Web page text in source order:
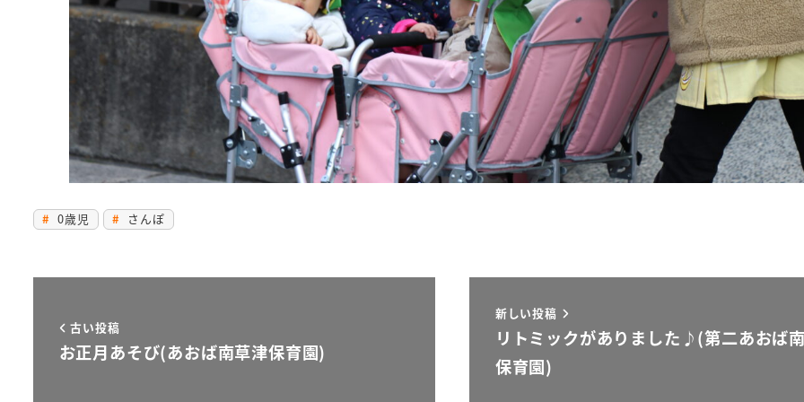
0歳児 さんぽ
古い投稿
お正月あそび(あおば南草津保育園)
新しい投稿
リトミックがありました♪(第二あおば
保育園)